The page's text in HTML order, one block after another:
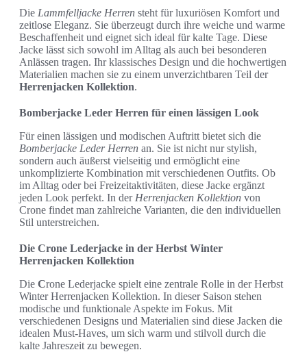
Die Lammfelljacke Herren steht für luxuriösen Komfort und
zeitlose Eleganz. Sie überzeugt durch ihre weiche und warme
Beschaffenheit und eignet sich ideal für kalte Tage. Diese
Jacke lässt sich sowohl im Alltag als auch bei besonderen
Anlässen tragen. Ihr klassisches Design und die hochwertigen
Materialien machen sie zu einem unverzichtbaren Teil der
Herrenjacken Kollektion.
Bomberjacke Leder Herren für einen lässigen Look
Für einen lässigen und modischen Auftritt bietet sich die
Bomberjacke Leder Herren an. Sie ist nicht nur stylish,
sondern auch äußerst vielseitig und ermöglicht eine
unkomplizierte Kombination mit verschiedenen Outfits. Ob
im Alltag oder bei Freizeitaktivitäten, diese Jacke ergänzt
jeden Look perfekt. In der Herrenjacken Kollektion von
Crone findet man zahlreiche Varianten, die den individuellen
Stil unterstreichen.
Die Crone Lederjacke in der Herbst Winter
Herrenjacken Kollektion
Die Crone Lederjacke spielt eine zentrale Rolle in der Herbst
Winter Herrenjacken Kollektion. In dieser Saison stehen
modische und funktionale Aspekte im Fokus. Mit
verschiedenen Designs und Materialien sind diese Jacken die
idealen Must-Haves, um sich warm und stilvoll durch die
kalte Jahreszeit zu bewegen.